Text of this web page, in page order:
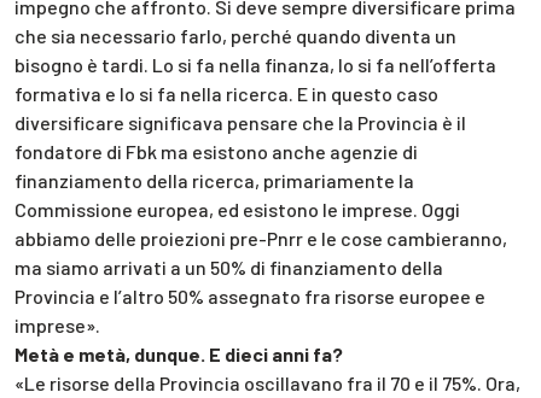
impegno che affronto. Si deve sempre diversificare prima
che sia necessario farlo, perché quando diventa un
bisogno è tardi. Lo si fa nella finanza, lo si fa nell’offerta
formativa e lo si fa nella ricerca. E in questo caso
diversificare significava pensare che la Provincia è il
fondatore di Fbk ma esistono anche agenzie di
finanziamento della ricerca, primariamente la
Commissione europea, ed esistono le imprese. Oggi
abbiamo delle proiezioni pre-Pnrr e le cose cambieranno,
ma siamo arrivati a un 50% di finanziamento della
Provincia e l’altro 50% assegnato fra risorse europee e
imprese».
Metà e metà, dunque. E dieci anni fa?
«Le risorse della Provincia oscillavano fra il 70 e il 75%. Ora,